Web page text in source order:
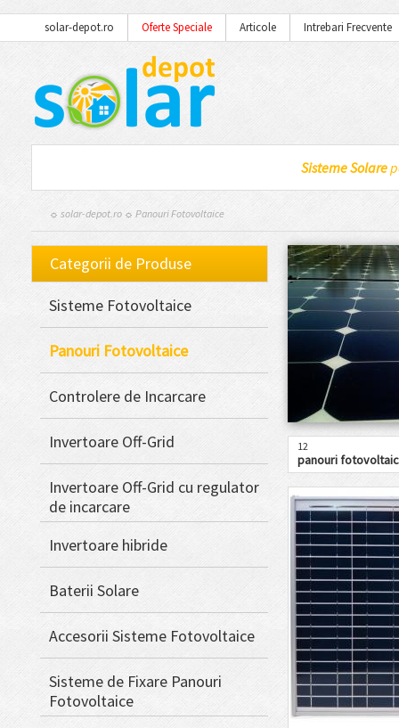
solar-depot.ro Oferte Speciale Articole Intrebari Frecvente
Sisteme Solare
☼ solar-depot.ro ☼ Panouri Fotovoltaice
Categorii de Produse
Sisteme Fotovoltaice
Panouri Fotovoltaice
Controlere de Incarcare
Invertoare Off-Grid
Invertoare Off-Grid cu regulator
de incarcare
Invertoare hibride
Baterii Solare
Accesorii Sisteme Fotovoltaice
Sisteme de Fixare Panouri
Fotovoltaice
12
panouri